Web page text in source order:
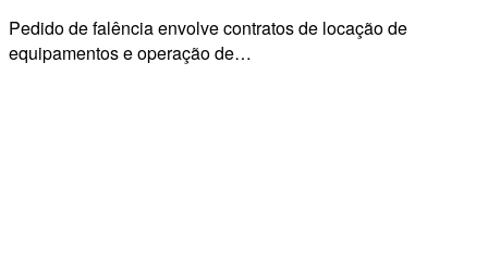
Pedido de falência envolve contratos de locação de
equipamentos e operação de…